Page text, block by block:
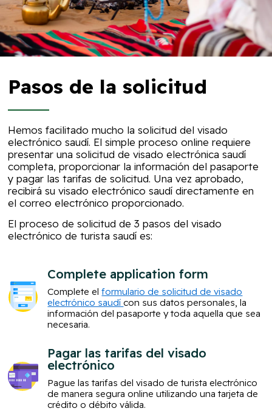
Pasos de la solicitud
Hemos facilitado mucho la solicitud del visado
electrónico saudí. El simple proceso online requiere
presentar una solicitud de visado electrónica saudí
completa, proporcionar la información del pasaporte
y pagar las tarifas de solicitud. Una vez aprobado,
recibirá su visado electrónico saudí directamente en
el correo electrónico proporcionado.
El proceso de solicitud de 3 pasos del visado
electrónico de turista saudí es:
Complete application form
Complete elformulario de solicitud de visado
electrónico saudícon sus datos personales, la
información del pasaporte y toda aquella que sea
necesaria.
Pagar las tarifas del visado
electrónico
Pague las tarifas del visado de turista electrónico
de manera segura online utilizando una tarjeta de
crédito o débito válida.